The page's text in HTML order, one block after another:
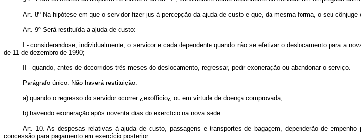
Art. 8º Na hipótese em que o servidor fizer jus à percepção da ajuda de custo e que, da mesma forma, o seu
Art. 9º Será restituída a ajuda de custo:
I - considerando­se, individualmente, o servidor e cada dependente quando não se efetivar o deslocamento para a
de 11 de dezembro de 1990;
II - quando, antes de decorridos três meses do deslocamento, regressar, pedir exoneração ou abandonar o serviço.
Parágrafo único. Não haverá restituição:
a) quando o regresso do servidor ocorrer ¿ex­officio¿ ou em virtude de doença comprovada;
b) havendo exoneração após noventa dias do exercício na nova sede.
Art. 10. As despesas relativas à ajuda de custo, passagens e transportes de bagagem, dependerão de
concessão para pagamento em exercício posterior.